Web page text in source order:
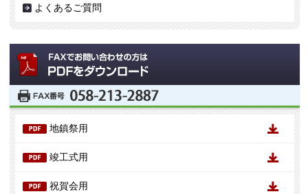
よくあるご質問
地鎮祭用
竣工式用
祝賀会用